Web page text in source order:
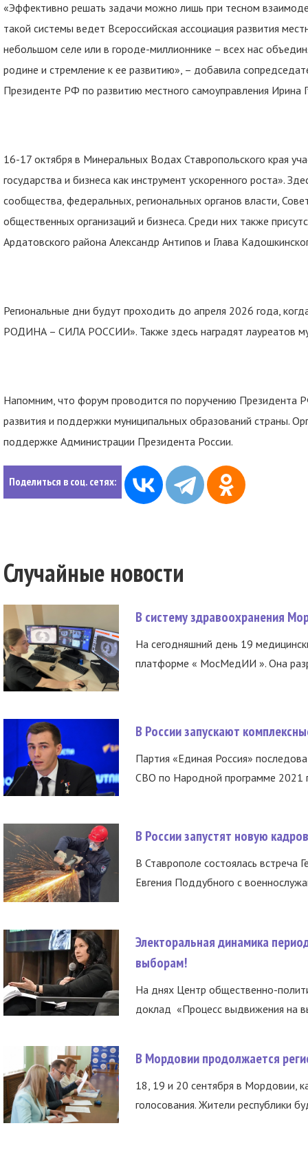
«Эффективно решать задачи можно лишь при тесном
такой системы ведет Всероссийская ассоциация развития
небольшом селе или в городе-миллионнике – всех нас
родине и стремление к ее развитию», – добавила
Президенте РФ по развитию местного самоуправления Ирина
16-17 октября в Минеральных Водах Ставропольского края
государства и бизнеса как инструмент ускоренного роста».
сообщества, федеральных, региональных органов власти,
общественных организаций и бизнеса. Среди них также
Ардатовского района Александр Антипов и Глава
Региональные дни будут проходить до апреля 2026 года,
РОДИНА – СИЛА РОССИИ». Также здесь наградят лауреатов
Напомним, что форум проводится по поручению Президента
развития и поддержки муниципальных образований страны.
поддержке Администрации Президента России.
Поделиться в соц. сетях:
Случайные новости
В систему здравоохранения
На сегодняшний день 19
платформе « МосМедИИ ». Она
В России запускают
Партия «Единая Россия»
СВО по Народной программе 2021
В России запустят новую
В Ставрополе состоялась встреча
Евгения Поддубного с
Электоральная динамика
выборам!
На днях Центр общественно-
доклад «Процесс выдвижения на
В Мордовии продолжается
18, 19 и 20 сентября в Мордовии,
голосования. Жители республики